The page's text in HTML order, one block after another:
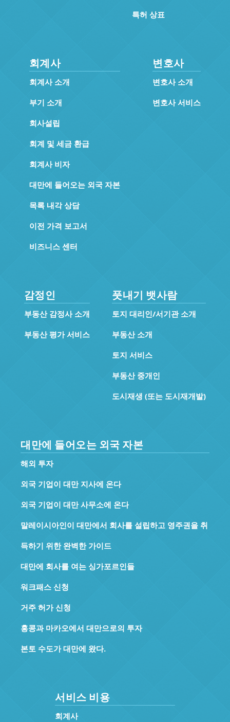
특허 상표
회계사
회계사 소개
부기 소개
회사설립
회계 및 세금 환급
회계사 비자
대만에 들어오는 외국 자본
목록 내각 상담
이전 가격 보고서
비즈니스 센터
변호사
변호사 소개
변호사 서비스
감정인
부동산 감정사 소개
부동산 평가 서비스
풋내기 뱃사람
토지 대리인/서기관 소개
부동산 소개
토지 서비스
부동산 중개인
도시재생 (또는 도시재개발)
대만에 들어오는 외국 자본
해외 투자
외국 기업이 대만 지사에 온다
외국 기업이 대만 사무소에 온다
말레이시아인이 대만에서 회사를 설립하고 영주권을 취
득하기 위한 완벽한 가이드
대만에 회사를 여는 싱가포르인들
워크패스 신청
거주 허가 신청
홍콩과 마카오에서 대만으로의 투자
본토 수도가 대만에 왔다.
서비스 비용
회계사